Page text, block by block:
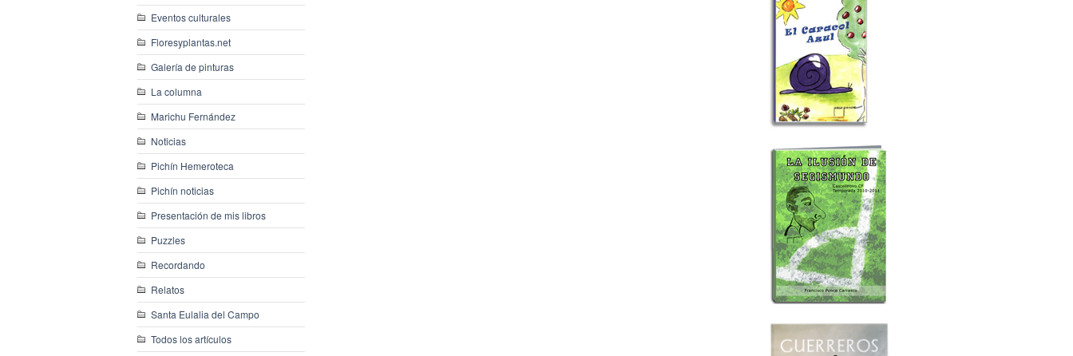
Eventos culturales
Floresyplantas.net
Galería de pinturas
La columna
Marichu Fernández
Noticias
Pichín Hemeroteca
Pichín noticias
Presentación de mis libros
Puzzles
Recordando
Relatos
Santa Eulalia del Campo
Todos los artículos